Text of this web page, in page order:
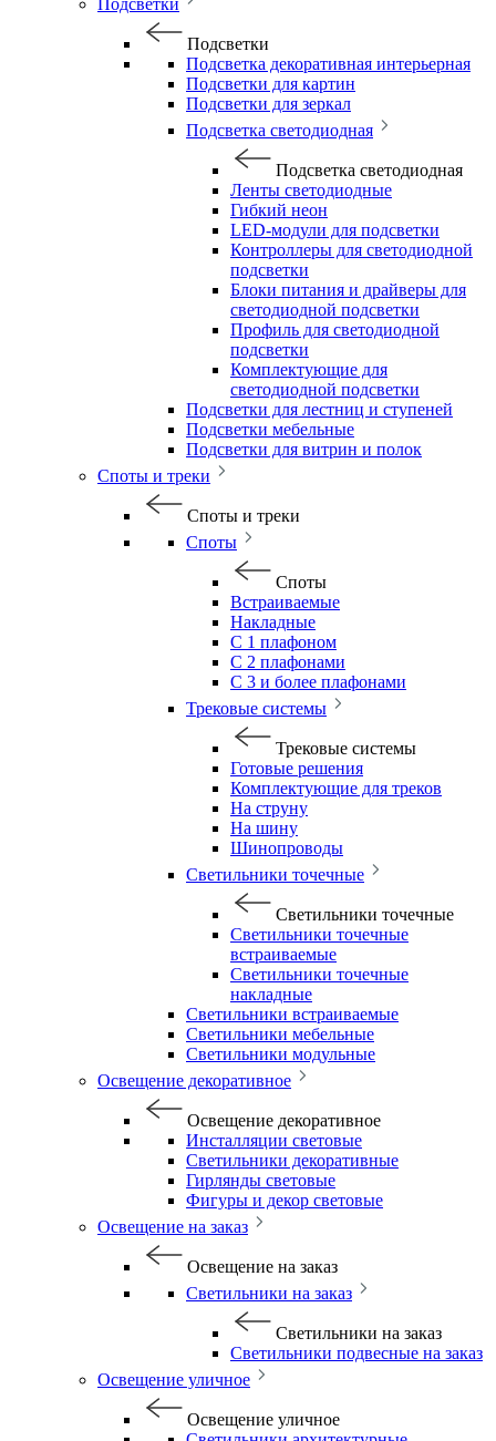
Подсветки
Подсветки
Подсветка декоративная интерьерная
Подсветки для картин
Подсветки для зеркал
Подсветка светодиодная
Подсветка светодиодная
Ленты светодиодные
Гибкий неон
LED-модули для подсветки
Контроллеры для светодиодной
подсветки
Блоки питания и драйверы для
светодиодной подсветки
Профиль для светодиодной
подсветки
Комплектующие для
светодиодной подсветки
Подсветки для лестниц и ступеней
Подсветки мебельные
Подсветки для витрин и полок
Споты и треки
Споты и треки
Споты
Споты
Встраиваемые
Накладные
С 1 плафоном
С 2 плафонами
С 3 и более плафонами
Трековые системы
Трековые системы
Готовые решения
Комплектующие для треков
На струну
На шину
Шинопроводы
Светильники точечные
Светильники точечные
Светильники точечные
встраиваемые
Светильники точечные
накладные
Светильники встраиваемые
Светильники мебельные
Светильники модульные
Освещение декоративное
Освещение декоративное
Инсталляции световые
Светильники декоративные
Гирлянды световые
Фигуры и декор световые
Освещение на заказ
Освещение на заказ
Светильники на заказ
Светильники на заказ
Светильники подвесные на заказ
Освещение уличное
Освещение уличное